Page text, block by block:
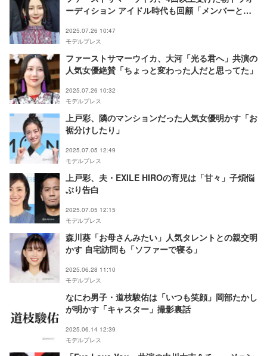
ーディション アイドル時代も回顧「メンバーと運
2025.07.26 10:47
モデルプレス
ファーストサマーウイカ、大河「光る君へ」共演の
人気女優絶賛「ちょっと変わった人だと思ってた」
2025.07.26 10:32
モデルプレス
上戸彩、隣のマンションだった人気女優明かす「お
裾分けしたり」
2025.07.05 12:49
モデルプレス
上戸彩、夫・EXILE HIROの育児は「甘々」子煩悩
ぶり告白
2025.07.05 12:15
モデルプレス
森川葵「お母さんみたい」人気タレントとの親交明
かす 自宅訪問も「ソファーで寝る」
2025.06.28 11:10
モデルプレス
なにわ男子・道枝駿佑は「いつも笑顔」岡部たかし
が明かす「キャスター」撮影裏話
2025.06.14 12:39
モデルプレス